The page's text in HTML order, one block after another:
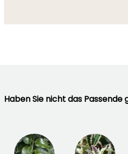
Haben Sie nicht das Passende